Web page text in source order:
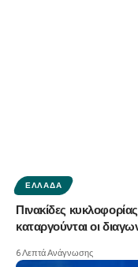
ΕΛΛΆΔΑ
Πινακίδες
καταργούνται οι
6 Λεπτά Ανάγνωσης